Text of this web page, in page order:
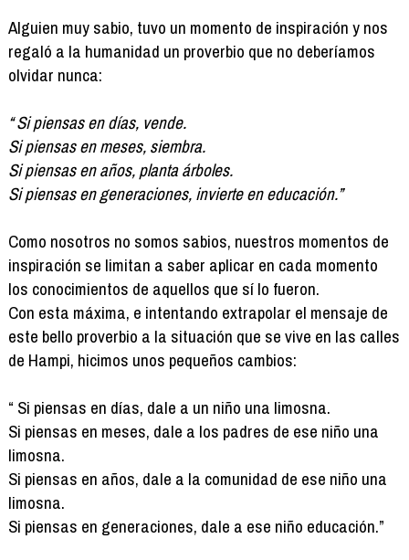
Alguien muy sabio, tuvo un momento de inspiración y nos
regaló a la humanidad un proverbio que no deberíamos
olvidar nunca:
“ Si piensas en días, vende.
Si piensas en meses, siembra.
Si piensas en años, planta árboles.
Si piensas en generaciones, invierte en educación.”
Como nosotros no somos sabios, nuestros momentos de
inspiración se limitan a saber aplicar en cada momento
los conocimientos de aquellos que sí lo fueron.
Con esta máxima, e intentando extrapolar el mensaje de
este bello proverbio a la situación que se vive en las calles
de Hampi, hicimos unos pequeños cambios:
“ Si piensas en días, dale a un niño una limosna.
Si piensas en meses, dale a los padres de ese niño una
limosna.
Si piensas en años, dale a la comunidad de ese niño una
limosna.
Si piensas en generaciones, dale a ese niño educación.”